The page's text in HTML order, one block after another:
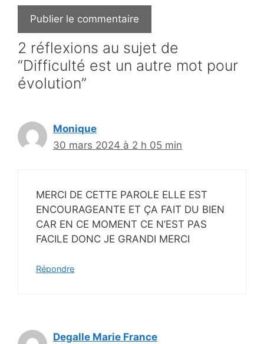
2 réflexions au sujet de
“Difficulté est un autre mot pour
évolution”
Monique
30 mars 2024 à 2 h 05 min
MERCI DE CETTE PAROLE ELLE EST
ENCOURAGEANTE ET ÇA FAIT DU BIEN
CAR EN CE MOMENT CE N’EST PAS
FACILE DONC JE GRANDI MERCI
Répondre
Degalle Marie France